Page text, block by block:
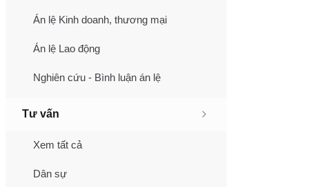
Án lệ Kinh doanh, thương mại
Án lệ Lao động
Nghiên cứu - Bình luận án lệ
Tư vấn
Xem tất cả
Dân sự